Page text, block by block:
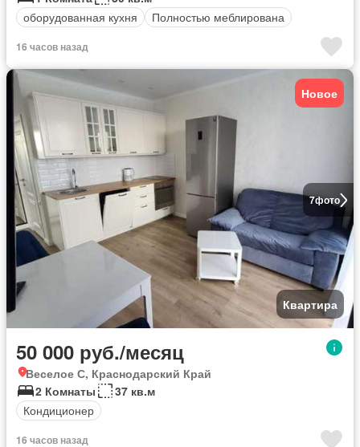
оборудованная кухня
Полностью меблирована
16 часов назад
7фото
Новое
Квартира
50 000 руб./месяц
Веселое С, Краснодарский Край
2 Комнаты
37 кв.м
Кондиционер
16 часов назад